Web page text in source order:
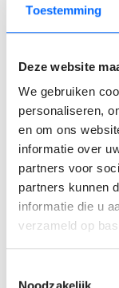
Toestemming
Deze website
We gebruiken
personaliseren,
en om ons
informatie over
partners voor
partners kunnen
informatie die u
verzameld op
Noodzakelijk
Beheren en
focus op
actieplannen
Ontwikkelen
Wat
jou?
Diploma in een
Minimaal 5